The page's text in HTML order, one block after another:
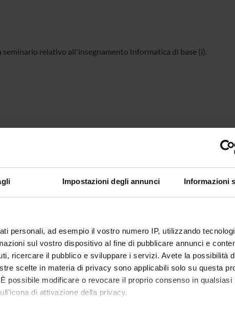
Impostazioni degli annunci Informazioni
personali, ad esempio il vostro numero IP, utilizzando
sul vostro dispositivo al fine di pubblicare annunci e
ricercare il pubblico e sviluppare i servizi. Avete la possibilità
scelte in materia di privacy sono applicabili solo su questa
possibile modificare o revocare il proprio consenso in qualsiasi
di attivazione della privacy.
relativo all'insegnamento Informatica di base (i).